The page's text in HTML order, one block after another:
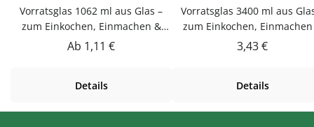
Vorratsglas 1062 ml aus Glas –
zum Einkochen, Einmachen &
AufbewahrenDieser Vorratsglas
Aufbewahren. Hochwertig
Regulärer Preis:
Ab 1,11 €
Details
Vorratsglas 3400 ml aus
zum Einkochen,
AufbewahrenDieser
Aufbewahren. Hochwertig
Regulärer
3,43 €
Details